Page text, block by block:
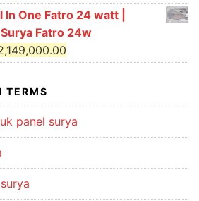
price
is:
Rp250,000.00.
In One Fatro 24 watt |
Fatro 24w
price
Rp2,149,000.00.
TERMS
panel surya